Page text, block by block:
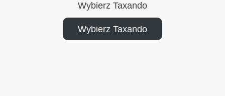
Wybierz Taxando
Wybierz Taxando